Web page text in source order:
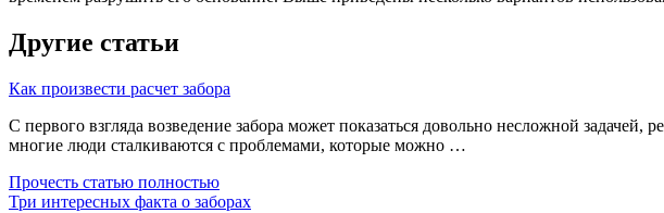
Другие статьи
Как произвести расчет забора
С первого взгляда возведение забора может показаться довольно несложной
многие люди сталкиваются с проблемами, которые можно …
Прочесть статью полностью
Три интересных факта о заборах